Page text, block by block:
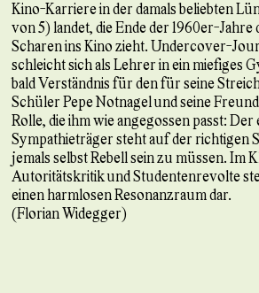
Kino-Karriere in der damals beliebten
von 5) landet, die Ende der 1960er-Jahre
Scharen ins Kino zieht. Undercover-
schleicht sich als Lehrer in ein miefiges
bald Verständnis für den für seine
Schüler Pepe Notnagel und seine
Rolle, die ihm wie angegossen passt: Der
Sympathieträger steht auf der richtigen
jemals selbst Rebell sein zu müssen. Im
Autoritätskritik und Studentenrevolte
einen harmlosen Resonanzraum dar.
(Florian Widegger)